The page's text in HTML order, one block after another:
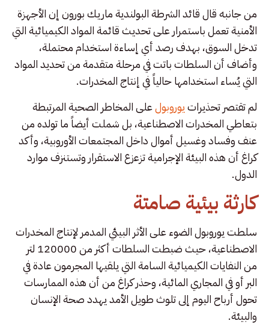
من جانبه قال قائد الشرطة البولندية ماريك بورون إن الأجهزة
الأمنية تعمل باستمرار على تحديث قائمة المواد الكيميائية التي
تدخل السوق، بهدف رصد أي إساءة استخدام محتملة،
وأضاف أن السلطات باتت في مرحلة متقدمة من تحديد المواد
التي يُساء استخدامها حالياً في إنتاج المخدرات.
لم تقتصر تحذيراتيوروبولعلى المخاطر الصحية المرتبطة
بتعاطي المخدرات الاصطناعية، بل شملت أيضاً ما تولده من
عنف وفساد وغسيل أموال داخل المجتمعات الأوروبية، وأكد
كراغ أن هذه البيئة الإجرامية تزعزع الاستقرار وتستنزف موارد
الدول.
كارثة بيئية صامتة
سلطت يوروبول الضوء على الأثر البيئي المدمر لإنتاج المخدرات
الاصطناعية، حيث ضبطت السلطات أكثر من 120000 لتر
من النفايات الكيميائية السامة التي يلقيها المجرمون عادة في
البر أو في المجاري المائية، وحذر كراغ من أن هذه الممارسات
تحول أرباح اليوم إلى تلوث طويل الأمد يهدد صحة الإنسان
والبيئة.